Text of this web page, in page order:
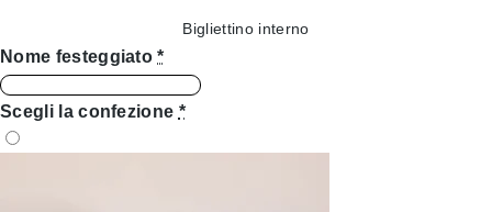
Bigliettino interno
Nome festeggiato *
Scegli la confezione *